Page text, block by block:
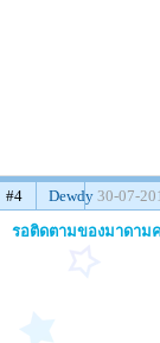
#4 Dewdy 30-07-
รอติดตามของมาดาม